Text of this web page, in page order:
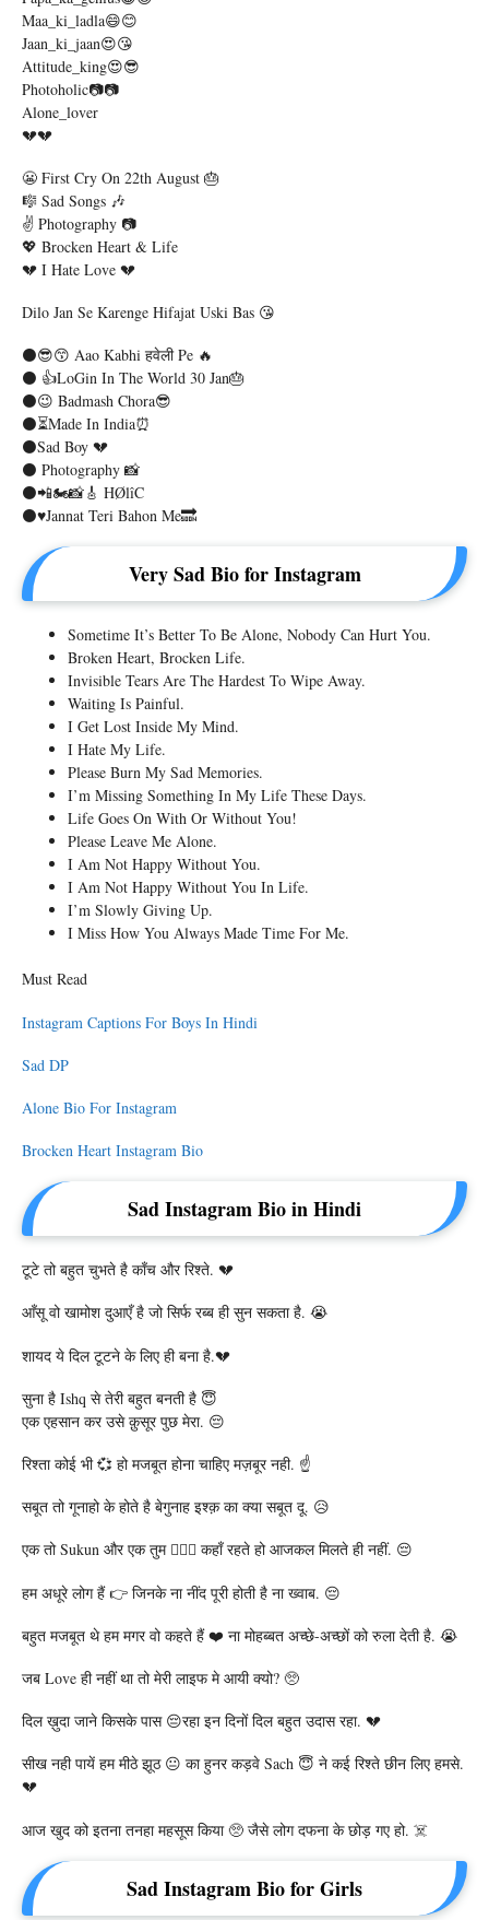
Maa_ki_ladla😄😊
Jaan_ki_jaan😍😘
Attitude_king😍😎
Photoholic📷📷
Alone_lover
💔💔
😬 First Cry On 22th August 🎂
🎼 Sad Songs 🎶
✌️ Photography 📷
💖 Brocken Heart & Life
💔 I Hate Love 💔
Dilo Jan Se Karenge Hifajat Uski Bas 😘
⚫😎😙 Aao Kabhi हवेली Pe 🔥
⚫ 👍LoGin In The World 30 Jan🎂
⚫😉 Badmash Chora😎
⚫⏳made In India⏰
⚫Sad Boy 💔
⚫ Photography 📸
⚫📲🏍📸🎸 HØlîC
⚫♥️jannat Teri Bahon Me🔜
Very Sad Bio for Instagram
Sometime It’s Better To Be Alone, Nobody Can Hurt You.
Broken Heart, Brocken Life.
Invisible Tears Are The Hardest To Wipe Away.
Waiting Is Painful.
I Get Lost Inside My Mind.
I Hate My Life.
Please Burn My Sad Memories.
I’m Missing Something In My Life These Days.
Life Goes On With Or Without You!
Please Leave Me Alone.
I Am Not Happy Without You.
I Am Not Happy Without You In Life.
I’m Slowly Giving Up.
I Miss How You Always Made Time For Me.
Must Read
Instagram Captions For Boys In Hindi
Sad DP
Alone Bio For Instagram
Brocken Heart Instagram Bio
Sad Instagram Bio in Hindi
टूटे तो बहुत चुभते है काँच और रिश्ते. 💔
आँसू वो खामोश दुआएँ है जो सिर्फ रब्ब ही सुन सकता है. 😭
शायद ये दिल टूटने के लिए ही बना है.💔
सुना है Ishq से तेरी बहुत बनती है 😇
एक एहसान कर उसे क़ुसूर पुछ मेरा. 😔
रिश्ता कोई भी 💞 हो मजबूत होना चाहिए मज़बूर नही. ☝️
सबूत तो गूनाहो के होते है बेगुनाह इश्क़ का क्या सबूत दू. 😥
एक तो Sukun और एक तुम 👩‍❤️‍👨 कहाँ रहते हो आजकल मिलते ही नहीं. 😔
हम अधूरे लोग हैं 👉 जिनके ना नींद पूरी होती है ना ख्वाब. 😔
बहुत मजबूत थे हम मगर वो कहते हैं ❤️ ना मोहब्बत अच्छे-अच्छों को रुला देती है. 😭
जब Love ही नहीं था तो मेरी लाइफ मे आयी क्यो? 🥺
दिल ख़ुदा जाने किसके पास 😔रहा इन दिनों दिल बहुत उदास रहा. 💔
सीख नही पायें हम मीठे झूठ 😐 का हुनर कड़वे Sach 😇 ने कई रिश्ते छीन लिए हमसे.
💔
आज खुद को इतना तनहा महसूस किया 🥺 जैसे लोग दफना के छोड़ गए हो. ☠️
Sad Instagram Bio for Girls